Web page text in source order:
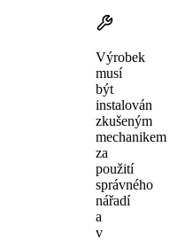
Výrobek
musí
být
instalován
zkušeným
mechanikem
za
použití
správného
nářadí
a
v